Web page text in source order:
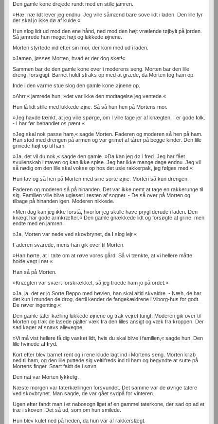
Den gamle kone drejede rundt med en stille jamren.
»Hæ, næ lidt lever jeg endnu. Jeg ville såmænd bare sove lidt i laden. Den lille fyr
der skal jo ikke dø af kulde.«
Hun slog lidt ud mod den ene hånd, ned mod den højt vrælende tøjbylt på jorden.
Så jamrede hun meget højt og lukkede øjnene.
Morten styrtede ind efter sin mor, der kom med ud i laden.
»Jamen, jøsses Morten, hvad er der dog sket!«
Sammen bar de den gamle kone over i moderens seng. Morten bar den lille
dreng, forsigtigt. Barnet holdt straks op med at græde, da Morten tog ham op.
Inde i den varme stue slog den gamle kone øjnene op.
»Ahrr,« jamrede hun, »det var ikke den modtagelse jeg ventede.«
Hun lå lidt stille med lukkede øjne. Så så hun hen på Mortens mor.
»Jeg havde tænkt, at jeg ville spørge, om I ville tage jer af knægten. I er gode folk.
- I har før behandlet os pænt.«
»Jeg skal nok passe ham,« sagde Morten. Faderen og moderen så hen på ham.
Han stod med drengen på armen og var grimet af tårer på begge kinder. Den lille
grinede højt op til ham.
»Ja, det vil du nok,« sagde den gamle. »Da kan jeg dø i fred. Jeg har fået
svullenskab i maven og kan ikke spise. Jeg har ikke mange dage endnu. Jeg vil
så nødig om den lille skal vokse op hos det usle rakkerpak, jeg følges med.«
Hun tav og så hen på Morten med sine sorte øjne. Morten så kun drengen.
Faderen og moderen så på hinanden. Det var ikke nemt at tage en rakkerunge til
sig. Familien ville blive ugleset i resten af sognet. - De så over på Morten og
tilbage på hinanden igen. Moderen nikkede.
»Men dog kan jeg ikke forstå, hvorfor jeg skulle have prygl derude i laden. Den
knægt har gode armkræfter.« Den gamle gnækkede lidt og forsøgte at grine, men
endte med en jamren.
»Ja, Morten var nede ved skovbrynet, da I slog lejr.«
Faderen svarede, mens han gik over til Morten.
»Han hørte, at I talte om at røve vores gård. Så vi tænkte, at vi hellere måtte
holde vagt i nat.«
Han så på Morten.
»Knægten var svært forskrækket, så jeg troede ham jo på ordet.«
»Ja, ja, det er jo Sorte Beppo med høvlen, han skal altid skvaldre. - Næh, de har
det kun i munden de drog, dertil kender de fangekældrene i Viborg-hus for godt.
De røver ingenting.«
Den gamle tater kælling lukkede øjnene og trak vejret tungt. Moderen gik over til
Morten og trak de lasede pjalter væk fra den lilles ansigt og væk fra kroppen. Der
sad kager af snavs allevegne.
»Vi må vist hellere få dig vasket lidt, hvis du skal blive i familien,« sagde hun. Den
lille hvinede af fryd.
Kort efter blev barnet rent og i rene klude lagt ind i Mortens seng. Morten krøb
ned til ham, og den lille puttede sig veltilfreds ind til ham og begyndte at sutte på
Mortens finger. Snart faldt de i søvn.
Den nat var Morten lykkelig.
Næste morgen var taterkællingen forsvundet. Det samme var de øvrige tatere
ved skovbrynet. Man sagde, de var gået sydpå for vinteren.
Ugen efter fandt man i et nabosogn liget af en gammel taterkone, der sad op ad et
træ i skoven. Det så ud, som om hun smilede.
Hun blev kulet ned på heden, da hun var af rakkerslægt.